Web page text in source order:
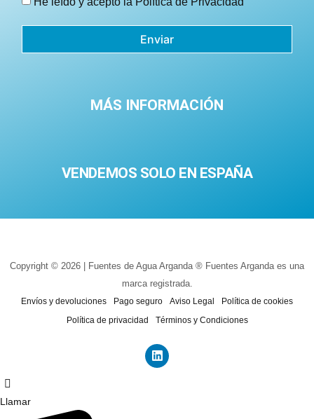
Enviar
MÁS INFORMACIÓN
VENDEMOS SOLO EN ESPAÑA
Copyright © 2026 | Fuentes de Agua Arganda ® Fuentes Arganda es una
marca registrada.
Envíos y devoluciones Pago seguro Aviso Legal
Política de cookies
Política de privacidad
Términos y Condiciones
Llamar